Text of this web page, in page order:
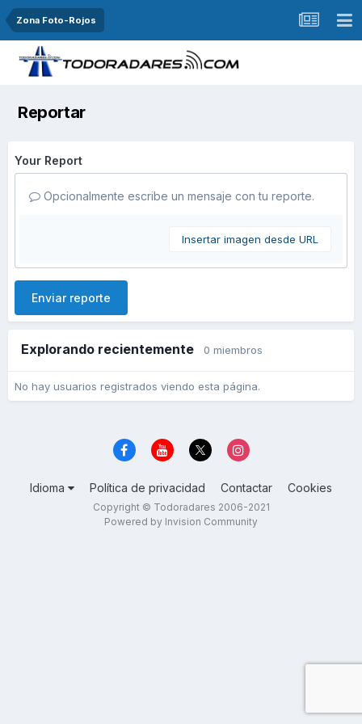
Zona Foto-Rojos
Reportar
Your Report
Opcionalmente escribe un mensaje con tu reporte.
Insertar imagen desde URL
Enviar reporte
Explorando recientemente 0 miembros
No hay usuarios registrados viendo esta página.
Idioma Política de privacidad Contactar Cookies
Copyright © Todoradares 2006-2021
Powered by Invision Community